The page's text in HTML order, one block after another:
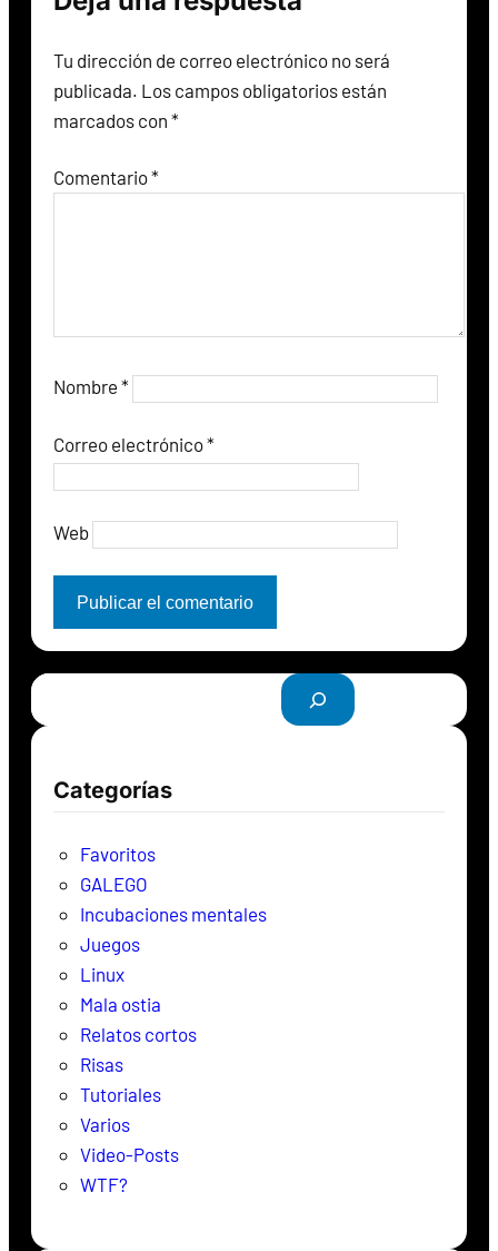
Tu dirección de correo electrónico no será
publicada. Los campos obligatorios están
marcados con *
Comentario*
Nombre *
Correo electrónico*
Web
B
u
s
Categorías
Favoritos
GALEGO
Incubaciones mentales
Juegos
Linux
Mala ostia
Relatos cortos
Risas
Tutoriales
Varios
Video-Posts
WTF?